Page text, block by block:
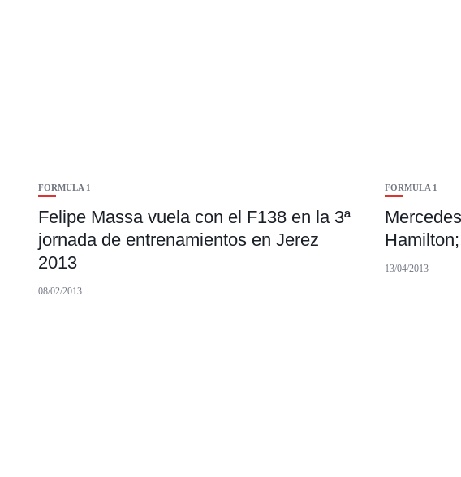
FORMULA 1
Felipe Massa vuela con el F138 en la 3ª
jornada de entrenamientos en Jerez
2013
08/02/2013
FORMULA 1
13/04/2013